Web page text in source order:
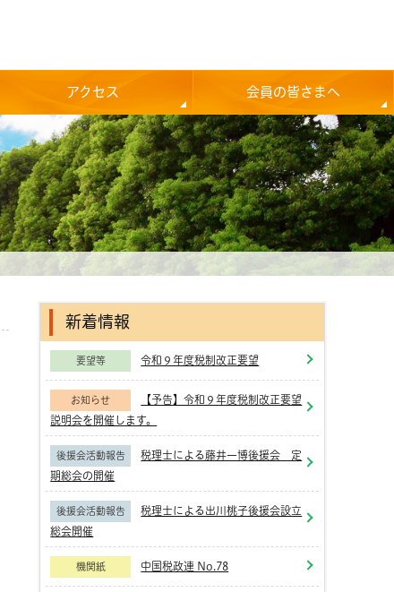
アクセス 会員の皆さまへ
新着情報
要望等 令和９年度税制改正要望
お知らせ
【予告】令和９年度税制改正要望
説明会を開催します。
後援会活動報告
税理士による藤井一博後援会 定
期総会の開催
後援会活動報告
税理士による出川桃子後援会設立
総会開催
機関紙 中国税政連 No.78